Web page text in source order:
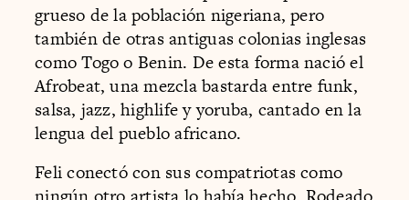
grueso de la población nigeriana, pero
también de otras antiguas colonias inglesas
como Togo o Benin. De esta forma nació el
Afrobeat, una mezcla bastarda entre funk,
salsa, jazz, highlife y yoruba, cantado en la
lengua del pueblo africano.
Feli conectó con sus compatriotas como